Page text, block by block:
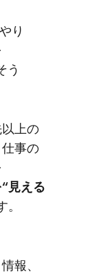
り​
う​
上の​
事の​
見える​
。
報、​